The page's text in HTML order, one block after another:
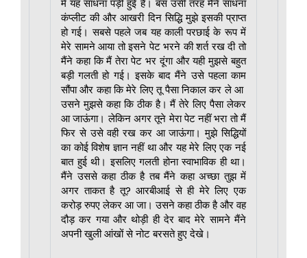
में यह साधना पड़ी हुई है। बस उसी तरह मैंने साधना
कंप्लीट की और आखरी दिन सिद्धि मुझे इसकी प्राप्त
हो गई। सबसे पहले जब यह काली परछाई के रूप में
मेरे सामने आया तो इसने पेट भरने की शर्त रख दी तो
मैंने कहा कि मैं तेरा पेट भर दूंगा और यही मुझसे बहुत
बड़ी गलती हो गई। इसके बाद मैंने उसे पहला काम
सौंपा और कहा कि मेरे लिए तू पैसा निकाल कर ले आ
उसने मुझसे कहा कि ठीक है। मैं तेरे लिए पैसा लेकर
आ जाऊंगा। लेकिन अगर तूने मेरा पेट नहीं भरा तो मैं
फिर से उसे वही रख कर आ जाऊंगा। मुझे सिद्धियों
का कोई विशेष ज्ञान नहीं था और यह मेरे लिए एक नई
बात हुई थी। इसलिए गलती होना स्वाभाविक ही था।
मैंने उससे कहा ठीक है तब मैंने कहा अच्छा तुझ में
अगर ताकत है तू? आरबीआई से ही मेरे लिए एक
करोड़ रुपए लेकर आ जा। उसने कहा ठीक है और वह
दौड़ कर गया और थोड़ी ही देर बाद मेरे सामने मैंने
अपनी खुली आंखों से नोट बरसते हुए देखे।